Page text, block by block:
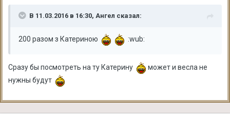
В 11.03.2016 в 16:30, Ангел сказал:
200 разом з Катериною :wub:
Сразу бы посмотреть на ту Катерину
может и весла не
нужны будут